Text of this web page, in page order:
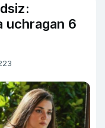
uchragan 6